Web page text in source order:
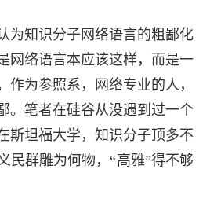
知识分子网络语言的粗鄙化
网络语言本应该这样，而是一
作为参照系，网络专业的人，
。笔者在硅谷从没遇到过一个
斯坦福大学，知识分子顶多不
民群雕为何物，“高雅”得不够